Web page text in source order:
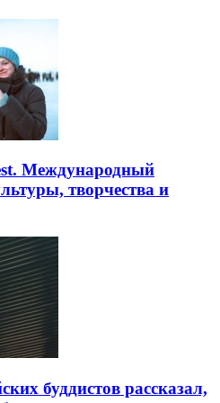
Международный
творчества и
буддистов рассказал,